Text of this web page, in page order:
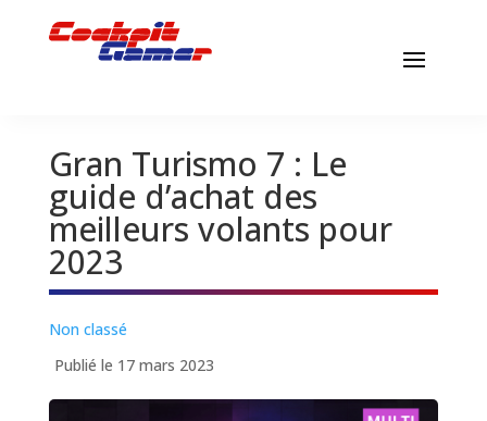
Gran Turismo 7 : Le
guide d’achat des
meilleurs volants pour
2023
Non classé
Publié le 17 mars 2023